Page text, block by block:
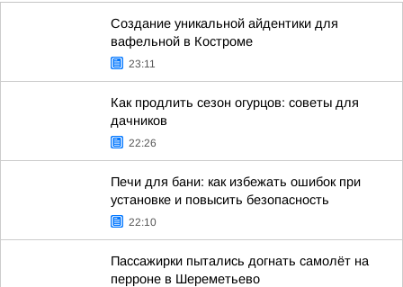
Создание уникальной айдентики для
вафельной в Костроме
23:11
Как продлить сезон огурцов: советы для
дачников
22:26
Печи для бани: как избежать ошибок при
установке и повысить безопасность
22:10
Пассажирки пытались догнать самолёт на
перроне в Шереметьево